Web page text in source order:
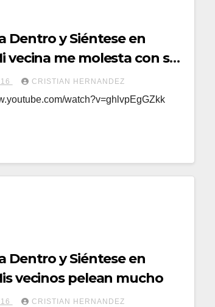
Dentro y Siéntese en
vecina me molesta con sus
CRISTIAN HERNANDEZ
watch?v=ghlvpEgGZkk
Dentro y Siéntese en
vecinos pelean mucho
CRISTIAN HERNANDEZ